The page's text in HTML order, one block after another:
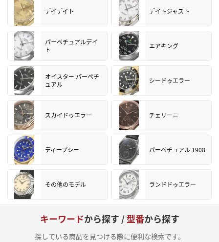
デイデイト デイトジャスト
パーペチュアルデイ
ト
エアキング
オイスター パーペチ
ュアル
シードゥエラー
スカイドゥエラー チェリーニ
ディープシー パーペチュアル 1908
その他のモデル ランドドゥエラー
キーワードから探す /型番から探す
探している商品を見つける際に便利な検索です。